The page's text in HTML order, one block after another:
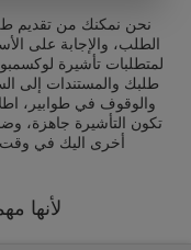
نحن نمكنك من تقديم
الطلب، والإجابة على
لمتطلبات تأشيرة
طلبك والمستندات إلى
والوقوف في طوابير،
تكون التأشيرة جاهزة،
أخرى اليك في وقت
لأنها